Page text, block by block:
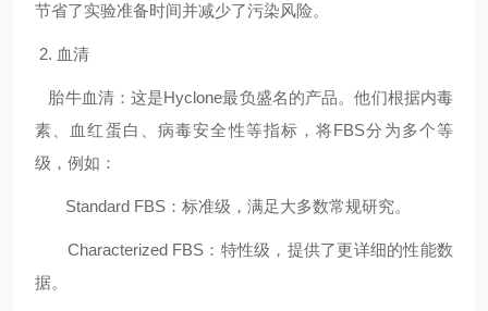
节省了实验准备时间并减少了污染风险。
2. 血清
胎牛血清：这是Hyclone最负盛名的产品。他们根据内毒
素、血红蛋白、病毒安全性等指标，将FBS分为多个等
级，例如：
Standard FBS ：标准级，满足大多数常规研究。
Characterized FBS ：特性级，提供了更详细的性能数
据。